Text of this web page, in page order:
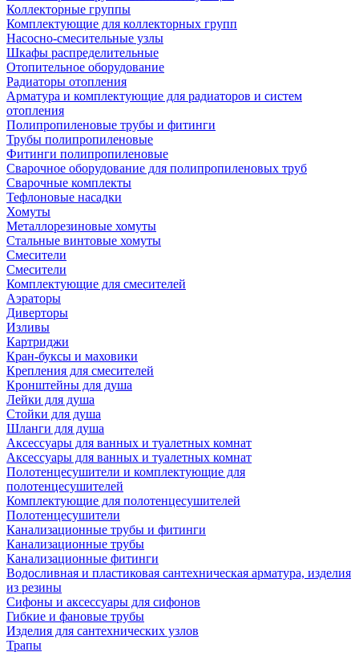
Коллекторные группы
Комплектующие для коллекторных групп
Насосно-смесительные узлы
Шкафы распределительные
Отопительное оборудование
Радиаторы отопления
Арматура и комплектующие для радиаторов и систем
отопления
Полипропиленовые трубы и фитинги
Трубы полипропиленовые
Фитинги полипропиленовые
Сварочное оборудование для полипропиленовых труб
Сварочные комплекты
Тефлоновые насадки
Хомуты
Металлорезиновые хомуты
Стальные винтовые хомуты
Смесители
Смесители
Комплектующие для смесителей
Аэраторы
Диверторы
Изливы
Картриджи
Кран-буксы и маховики
Крепления для смесителей
Кронштейны для душа
Лейки для душа
Стойки для душа
Шланги для душа
Аксессуары для ванных и туалетных комнат
Аксессуары для ванных и туалетных комнат
Полотенцесушители и комплектующие для
полотенцесушителей
Комплектующие для полотенцесушителей
Полотенцесушители
Канализационные трубы и фитинги
Канализационные трубы
Канализационные фитинги
Водосливная и пластиковая сантехническая арматура, изделия
из резины
Сифоны и аксессуары для сифонов
Гибкие и фановые трубы
Изделия для сантехнических узлов
Трапы